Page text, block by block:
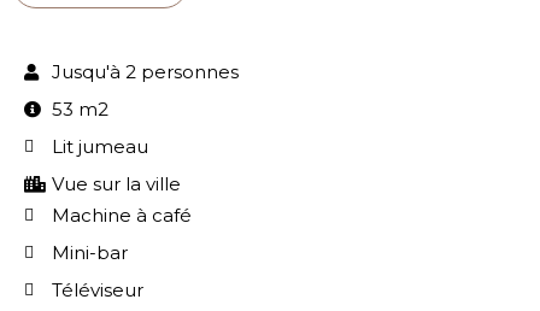
Jusqu'à 2 personnes
53 m2
Lit jumeau
Vue sur la ville
Machine à café
Mini-bar
Téléviseur